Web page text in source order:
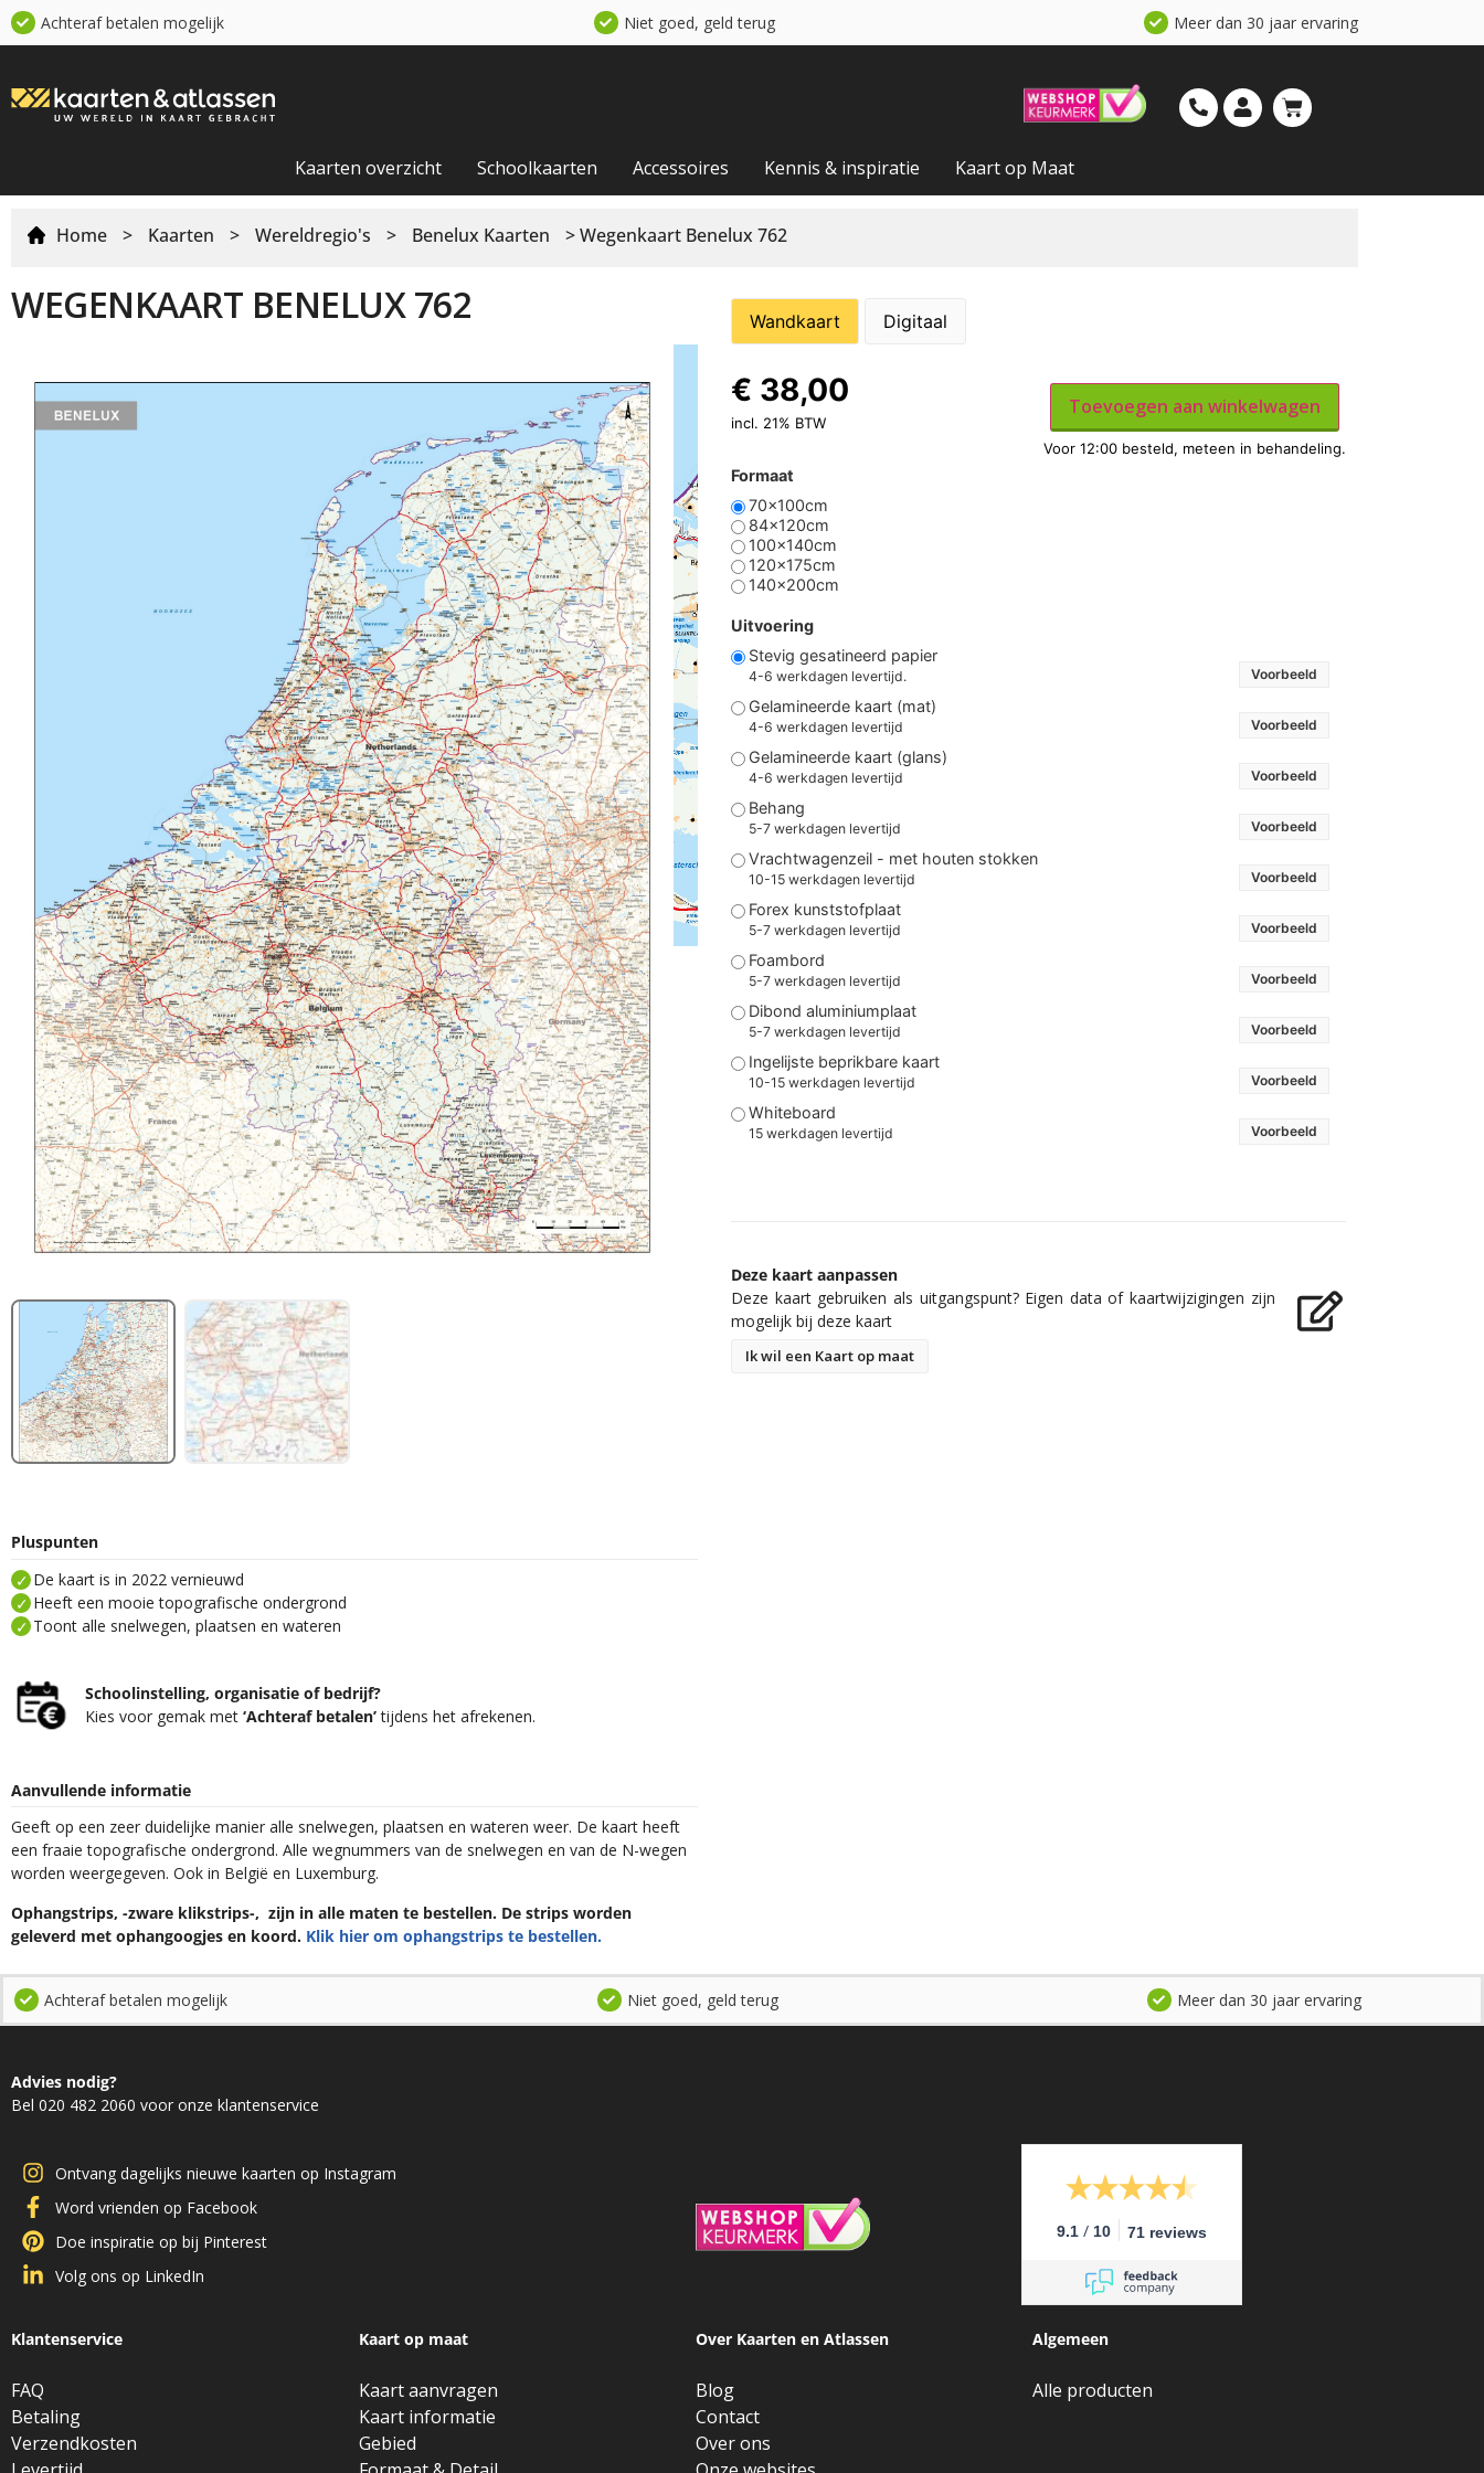
Achteraf betalen mogelijk Niet goed, geld terug Meer dan 30 jaar ervaring
Kaarten overzicht Schoolkaarten Accessoires Kennis & inspiratie Kaart op Maat
Home > Kaarten > Wereldregio's > Benelux Kaarten > Wegenkaart Benelux 762
WEGENKAART BENELUX 762
Pluspunten
De kaart is in 2022 vernieuwd
Heeft een mooie topografische ondergrond
Toont alle snelwegen, plaatsen en wateren
Schoolinstelling, organisatie of bedrijf?
Kies voor gemak met‘Achteraf betalen’tijdens het afrekenen.
Aanvullende informatie
Geeft op een zeer duidelijke manier alle snelwegen, plaatsen en wateren weer. De kaart heeft
een fraaie topografische ondergrond. Alle wegnummers van de snelwegen en van de N-wegen
worden weergegeven. Ook in België en Luxemburg.
Ophangstrips, -zware klikstrips-, zijn in alle maten te bestellen. De strips worden
geleverd met ophangoogjes en koord. Klik hier om ophangstrips te bestellen.
Wandkaart Digitaal
Formaat
70x100cm
84x120cm
100x140cm
120x175cm
140x200cm
Uitvoering
Stevig gesatineerd papier
4-6 werkdagen levertijd. Voorbeeld
Gelamineerde kaart (mat)
4-6 werkdagen levertijd Voorbeeld
Gelamineerde kaart (glans)
4-6 werkdagen levertijd Voorbeeld
Behang
5-7 werkdagen levertijd Voorbeeld
Vrachtwagenzeil - met houten stokken
10-15 werkdagen levertijd Voorbeeld
Forex kunststofplaat
5-7 werkdagen levertijd Voorbeeld
Foambord
5-7 werkdagen levertijd Voorbeeld
Dibond aluminiumplaat
5-7 werkdagen levertijd Voorbeeld
Ingelijste beprikbare kaart
10-15 werkdagen levertijd Voorbeeld
Whiteboard
15 werkdagen levertijd Voorbeeld
€ 38,00
incl. 21% BTW
Toevoegen aan winkelwagen
Deze kaart aanpassen
Deze kaart gebruiken als uitgangspunt? Eigen data of kaartwijzigingen zijn
mogelijk bij deze kaart
Ik wil een Kaart op maat
Achteraf betalen mogelijk Niet goed, geld terug Meer dan 30 jaar ervaring
Advies nodig?
Bel 020 482 2060 voor onze klantenservice
Ontvang dagelijks nieuwe kaarten op Instagram
Word vrienden op Facebook
Doe inspiratie op bij Pinterest
Volg ons op LinkedIn
9.1 / 10 71 reviews
Klantenservice
FAQ
Betaling
Verzendkosten
Kaart op maat
Kaart aanvragen
Kaart informatie
Gebied
Over Kaarten en Atlassen
Blog
Contact
Over ons
Algemeen
Alle producten